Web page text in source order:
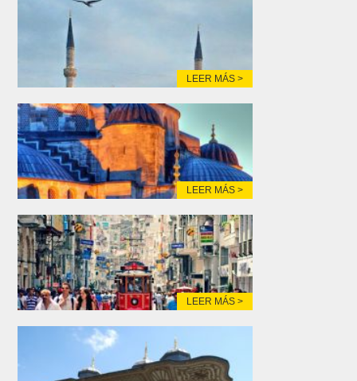
LEER MÁS >
LEER MÁS >
LEER MÁS >